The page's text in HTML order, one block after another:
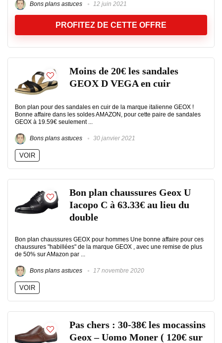
Bons plans astuces 12 juin 2021
PROFITEZ DE CETTE OFFRE
Moins de 20€ les sandales
GEOX D VEGA en cuir
Bon plan pour des sandales en cuir de la marque italienne GEOX !
Bonne affaire dans les soldes AMAZON, pour cette paire de sandales
GEOX à 19.59€ seulement ...
Bons plans astuces 30 janvier 2021
VOIR
Bon plan chaussures Geox U
Iacopo C à 63.33€ au lieu du
double
Bon plan chaussures GEOX pour hommes Une bonne affaire pour ces
chaussures "habillées" de la marque GEOX , avec une remise de plus
de 50% sur AMazon par ...
Bons plans astuces 17 novembre 2020
VOIR
Pas chers : 30-38€ les mocassins
Geox – Uomo Moner ( 120€ sur